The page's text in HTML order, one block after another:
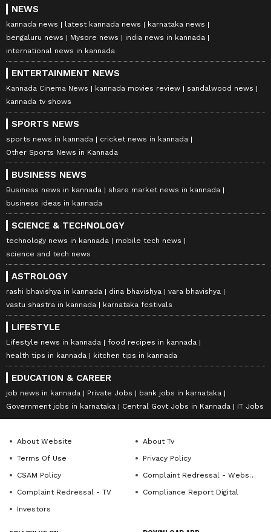
NEWS
kannada news latest kannada news
karnataka news
bengaluru news
Mysore news
india news in kannada
international news in kannada
ENTERTAINMENT NEWS
Kannada Cinema News kannada movies review
sandalwood news
kannada tv shows
SPORTS NEWS
sports news in kannada
cricket news in kannada
Other Sports News in Kannada
BUSINESS NEWS
Business news in kannada
share market news in kannada
business ideas in kannada
SCIENCE & TECHNOLOGY
technology news in kannada
mobile tech news
science and tech news
ASTROLOGY
rashi bhavishya in kannada dina bhavishya
vara bhavishya
vastu shastra in kannada
karnataka festivals
LIFESTYLE
Lifestyle news in kannada
food recipes in kannada
health tips in kannada
kitchen tips in kannada
EDUCATION & CAREER
job news in kannada Private Jobs
bank jobs in karnataka
Government jobs in karnataka
Central Govt Jobs in Kannada IT Jobs
About Website
About Tv
Terms Of Use
Privacy Policy
CSAM Policy
Complaint Redressal - Website
Complaint Redressal - TV
Compliance Report Digital
Investors